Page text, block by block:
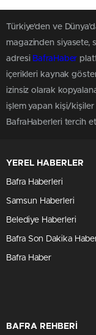
Türkiye'den ve
magazinden siyasete,
adresi BafraHaber
içerikleri kaynak
izinsiz olarak
işlem yapan kişi/kişiler
BafraHaberleri tercih
YEREL HABERLER
Bafra Haberleri
Samsun Haberleri
Belediye Haberleri
Bafra Son Dakika
Bafra Haber
BAFRA REHBERİ